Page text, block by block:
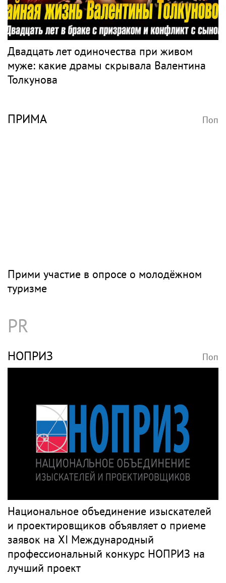
Двадцать лет одиночества при живом
муже: какие драмы скрывала Валентина
Толкунова
ПРИМА Поп
Прими участие в опросе о молодёжном
туризме
PR
НОПРИЗ Поп
Национальное объединение изыскателей
и проектировщиков объявляет о приеме
заявок на XI Международный
профессиональный конкурс НОПРИЗ на
лучший проект